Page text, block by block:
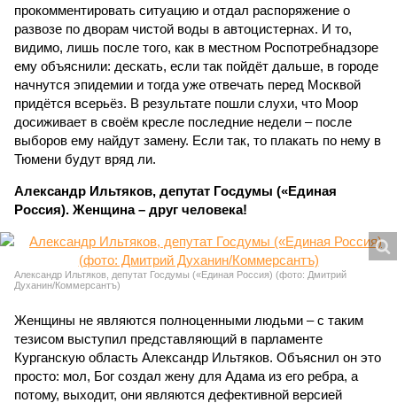
прокомментировать ситуацию и отдал распоряжение о
развозе по дворам чистой воды в автоцистернах. И то,
видимо, лишь после того, как в местном Роспотребнадзоре
ему объяснили: дескать, если так пойдёт дальше, в городе
начнутся эпидемии и тогда уже отвечать перед Москвой
придётся всерьёз. В результате пошли слухи, что Моор
досиживает в своём кресле последние недели – после
выборов ему найдут замену. Если так, то плакать по нему в
Тюмени будут вряд ли.
Александр Ильтяков, депутат Госдумы («Единая
Россия). Женщина – друг человека!
Александр Ильтяков, депутат Госдумы («Единая Россия) (фото: Дмитрий
Духанин/Коммерсантъ)
Женщины не являются полноценными людьми – с таким
тезисом выступил представляющий в парламенте
Курганскую область Александр Ильтяков. Объяснил он это
просто: мол, Бог создал жену для Адама из его ребра, а
потому, выходит, они являются дефективной версией